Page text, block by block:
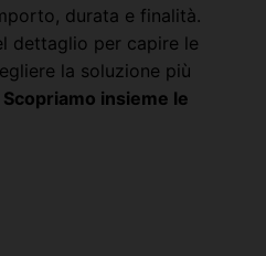
durata e finalità.
dettaglio per capire le
la soluzione più
Scopriamo insieme le